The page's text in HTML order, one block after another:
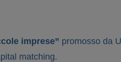
imprese” promosso da
matching.